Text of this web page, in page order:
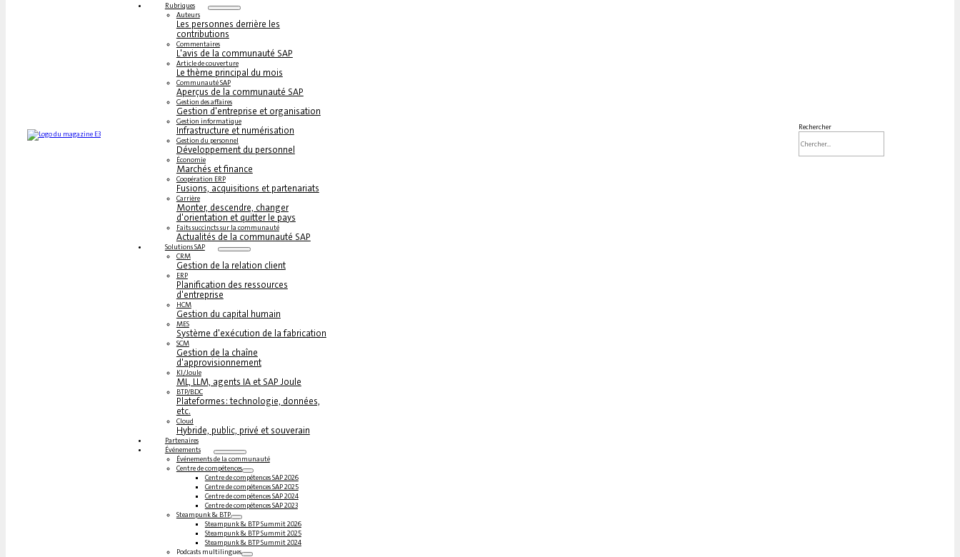
Rubriques
Auteurs
Les personnes derrière les
contributions
Commentaires
L'avis de la communauté SAP
Article de couverture
Le thème principal du mois
Communauté SAP
Aperçus de la communauté SAP
Gestion des affaires
Gestion d'entreprise et organisation
Gestion informatique
Infrastructure et numérisation
Gestion du personnel
Développement du personnel
Économie
Marchés et finance
Coopération ERP
Fusions, acquisitions et partenariats
Carrière
Monter, descendre, changer
d'orientation et quitter le pays
Faits succincts sur la communauté
Actualités de la communauté SAP
Solutions SAP
CRM
Gestion de la relation client
ERP
Planification des ressources
d'entreprise
HCM
Gestion du capital humain
MES
Système d'exécution de la fabrication
SCM
Gestion de la chaîne
d'approvisionnement
KI/Joule
ML, LLM, agents IA et SAP Joule
BTP/BDC
Plateformes : technologie, données,
etc.
Cloud
Hybride, public, privé et souverain
Partenaires
Événements
Événements de la communauté
Centre de compétences
Centre de compétences SAP 2026
Centre de compétences SAP 2025
Centre de compétences SAP 2024
Centre de compétences SAP 2023
Steampunk & BTP
Steampunk & BTP Summit 2026
Steampunk & BTP Summit 2025
Steampunk & BTP Summit 2024
Podcasts multilingues
Rechercher